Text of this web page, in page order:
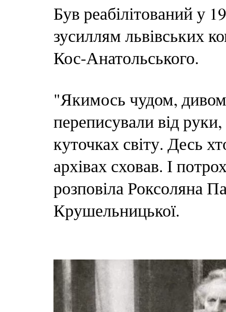
Був реабілітований у
зусиллям львівських
Кос-Анатольського.
"Якимось чудом, дивом
переписували від
куточках світу. Десь
архівах сховав. І
розповіла Роксоляна
Крушельницької.